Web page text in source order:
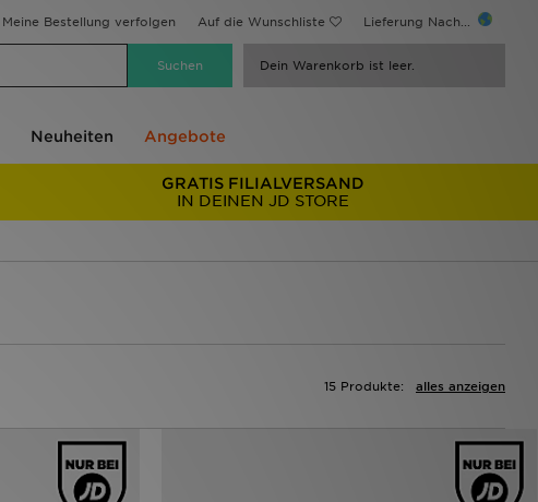
Meine Bestellung verfolgen Auf die Wunschliste Lieferung Nach...
Dein Warenkorb ist leer.
Neuheiten Angebote
GRATIS FILIALVERSAND
IN DEINEN JD STORE
alles anzeigen
15 Produkte: